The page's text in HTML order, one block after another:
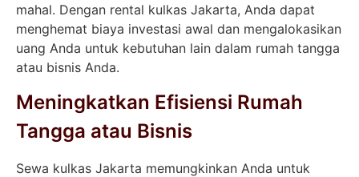
mahal. Dengan rental kulkas Jakarta, Anda dapat
menghemat biaya investasi awal dan mengalokasikan
uang Anda untuk kebutuhan lain dalam rumah tangga
atau bisnis Anda.
Meningkatkan Efisiensi Rumah
Tangga atau Bisnis
Sewa kulkas Jakarta memungkinkan Anda untuk